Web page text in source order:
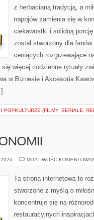
z herbacianą tradycją, a
napojów zamienia się w
ciekawostki i solidną
został stworzony dla
ceniących rozgrzewające
więcej codzienne rytuały
w Biznesie i Akcesoria
POPKULTURZE (FILMY, SERIALE,
MOŻLIWOŚĆ
Ta strona internetowa to
stworzone z myślą o
koncentruje się na
restauracyjnych